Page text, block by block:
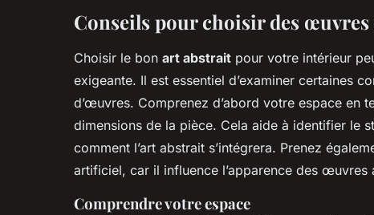
Conseils pour choisir des œuvres
Choisir le bon art abstrait pour votre intérieur
exigeante. Il est essentiel d’examiner certaines
d’œuvres. Comprenez d’abord votre espace en
dimensions de la pièce. Cela aide à identifier le
comment l’art abstrait s’intégrera. Prenez
artificiel, car il influence l’apparence des œuvres
Comprendre votre espace